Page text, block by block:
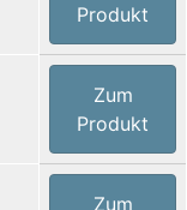
Produkt
Zum
Produkt
Zum